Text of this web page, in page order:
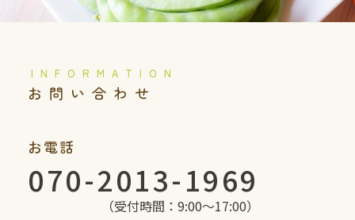
️お問い合わせ
お電話
070-2013-1969
（受付時間：9:00〜17:00）